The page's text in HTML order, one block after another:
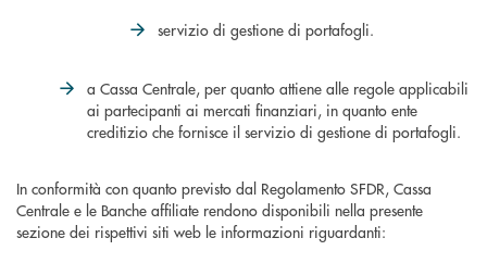
servizio di gestione di portafogli.
a Cassa Centrale, per quanto attiene alle regole applicabili
ai partecipanti ai mercati finanziari, in quanto ente
creditizio che fornisce il servizio di gestione di portafogli.
In conformità con quanto previsto dal Regolamento SFDR, Cassa
Centrale e le Banche affiliate rendono disponibili nella presente
sezione dei rispettivi siti web le informazioni riguardanti: